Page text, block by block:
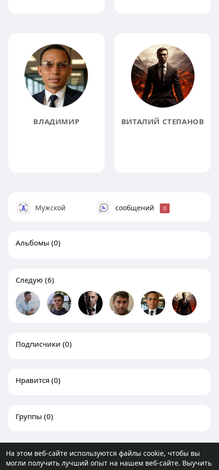
На этом веб-сайте используются файлы cookie, чтобы вы
могли получить лучший опыт на нашем веб-сайте. Выучить
ВЛАДИМИР ВИТАЛИЙ СТЕПАНОВ
Мужской сообщений 0
Альбомы (0)
Следую (6)
Подписчики (0)
Нравится (0)
Группы (0)
© 2026 molodost.bz